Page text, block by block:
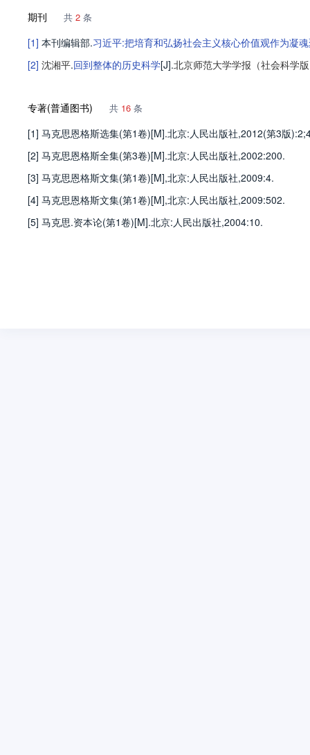
期刊 共 2 条
[1] 本刊编辑部.习近平:把培育和弘扬社会主义核心价值观作为凝
[2] 沈湘平.回到整体的历史科学[J].北京师范大学学报（社会科学
专著(普通图书) 共 16 条
[1] 马克思恩格斯选集(第1卷)[M].北京:人民出版社,2012(第3版
[2] 马克思恩格斯全集(第3卷)[M].北京:人民出版社,2002:200.
[3] 马克思恩格斯文集(第1卷)[M],北京:人民出版社,2009:4.
[4] 马克思恩格斯文集(第1卷)[M],北京:人民出版社,2009:502.
[5] 马克思.资本论(第1卷)[M].北京:人民出版社,2004:10.